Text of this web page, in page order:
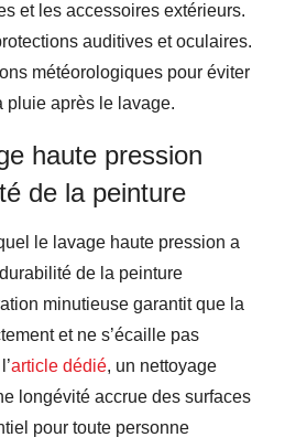
et les accessoires extérieurs.
auditives et oculaires.
météorologiques pour éviter
pluie après le lavage.
haute pression
de la peinture
le lavage haute pression a
de la peinture
minutieuse garantit que la
et ne s’écaille pas
article dédié, un nettoyage
longévité accrue des surfaces
pour toute personne